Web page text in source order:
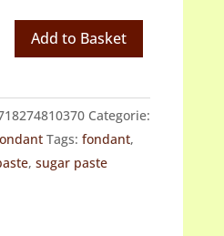
Add to Basket
Categorie:
Tags: fondant,
,sugar paste